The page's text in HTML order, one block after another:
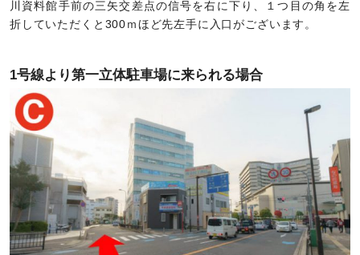
川資料館手前の三矢交差点の信号を右に下り、１つ目の角を左
折していただくと300ｍほど先左手に入口がございます。
1号線より第一立体駐車場に来られる場合